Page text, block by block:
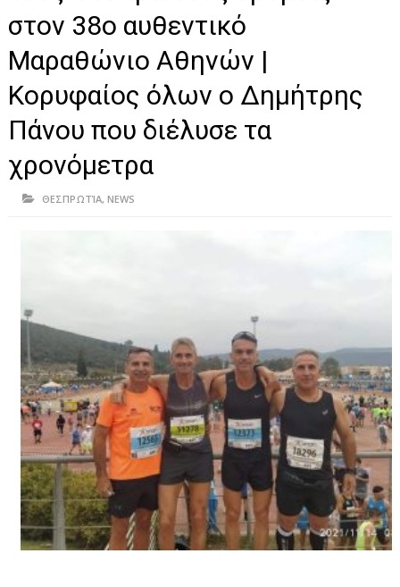
ΗΠΕΙΡΟΣ
ΑΡΤΑ
ΙΩΑΝΝΙΝΑ
ΘΕΣΠΡΩΤΙΑ
ΙΟΝΙΑ ΝΗΣΙΑ
ΠΕΡΙΒΑΛΛΟΝ
ΤΕΧΝΟΛΟΓΙΑ
ΔΙΕΘΝΗ
ΕΦΗΜΕΡΙΔΑ Η ΠΑΡΓΑ
στον 38ο αυθεντικό
Μαραθώνιο Αθηνών |
Κορυφαίος όλων ο Δημήτρης
Πάνου που διέλυσε τα
χρονόμετρα
ΘΕΣΠΡΩΤΊΑ, NEWS